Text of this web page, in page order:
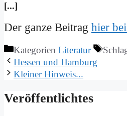
[...]
Der gan­ze Bei­trag hier
Kategorien Literatur
Hes­sen und Ham­burg
Klei­ner Hin­weis...
Ver­öf­fent­lich­tes